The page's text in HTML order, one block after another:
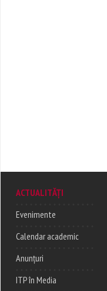
ACTUALITĂȚI
Evenimente
Calendar academic
Anunțuri
ITP în Media